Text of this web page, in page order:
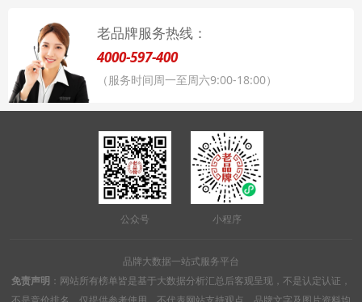
老品牌服务热线：
4000-597-400
（服务时间周一至周六9:00-18:00）
公众号 小程序
品牌大数据一站式服务平台
免责声明 ：网站所有榜单皆是基于大数据分析汇总后客观呈现，不是认定认证，